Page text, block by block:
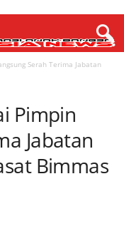
Serah Terima Jabatan
Pimpin
Jabatan
Bimmas